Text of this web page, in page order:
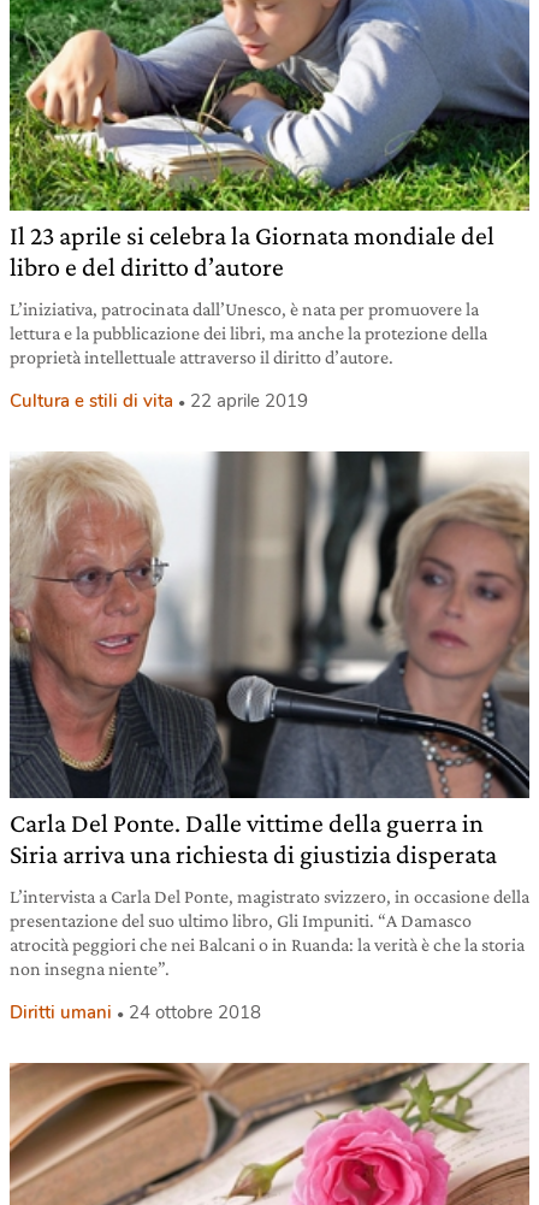
Il 23 aprile si celebra la Giornata mondiale del
libro e del diritto d’autore
L’iniziativa, patrocinata dall’Unesco, è nata per promuovere la
lettura e la pubblicazione dei libri, ma anche la protezione della
proprietà intellettuale attraverso il diritto d’autore.
Cultura e stili di vita 22 aprile 2019
Carla Del Ponte. Dalle vittime della guerra in
Siria arriva una richiesta di giustizia disperata
L’intervista a Carla Del Ponte, magistrato svizzero, in occasione della
presentazione del suo ultimo libro, Gli Impuniti. “A Damasco
atrocità peggiori che nei Balcani o in Ruanda: la verità è che la storia
non insegna niente”.
Diritti umani 24 ottobre 2018